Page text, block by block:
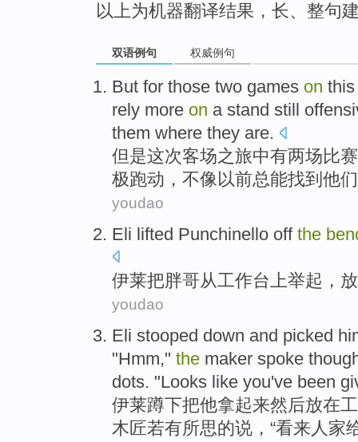
以上为机器翻译结果，长、整句
双语例句 权威例句
But for those two games on this
rely more on a stand still
them where they are.
但是这次客场之旅中有两场比赛
极跑动，不像以前总能找到 他
youdao
Eli lifted Punchinello off the
伊莱把胖哥从工作台上举起 ，
youdao
Eli stooped down and picked
"Hmm," the maker spoke
dots. "Looks like you've been
伊莱蹲下把他拿起来然后放在
木匠若有所思的说，“看来 人家